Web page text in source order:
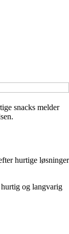
snacks melder
hurtige løsninger
og langvarig